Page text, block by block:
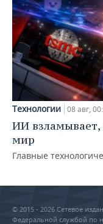
Технологии 08 авг,
ИИ взламывает,
мир
Главные
© 2015 - 2026 Сетевое
Федеральной службой по